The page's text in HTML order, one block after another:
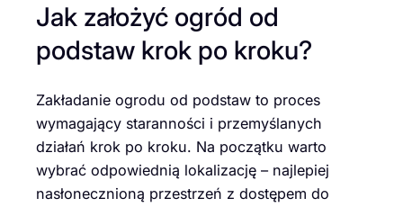
Jak założyć ogród od
podstaw krok po kroku?
Zakładanie ogrodu od podstaw to proces
wymagający staranności i przemyślanych
działań krok po kroku. Na początku warto
wybrać odpowiednią lokalizację – najlepiej
nasłonecznioną przestrzeń z dostępem do